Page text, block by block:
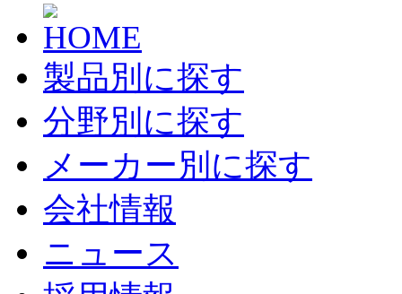
製品別に探す
分野別に探す
メーカー別に探す
会社情報
ニュース